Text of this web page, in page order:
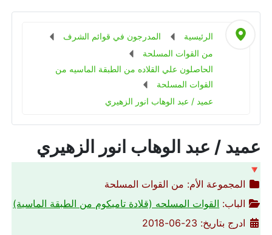
الرئيسية
المدرجون في قوائم الشرف
من القوات المسلحة
الحاصلون علي القلاده من الطبقة الماسيه من
القوات المسلحة
عميد / عبد الوهاب انور الزهيري
عميد / عبد الوهاب انور الزهيري
🔻
المجموعة الأم: من القوات المسلحة
الباب: القوات المسلحه (قلادة تاميكوم من الطبقة الماسية)
ادرج بتاريخ: 23-06-2018